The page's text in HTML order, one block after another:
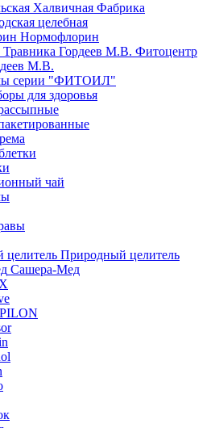
Халвичная Фабрика
целебная
Нормофлорин
Фитоцентр
М.В.
серии "ФИТОИЛ"
для здоровья
чай
Природный целитель
Сашера-Мед